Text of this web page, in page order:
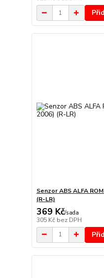
Senzor ABS ALFA
(R-LR)
369 Kč/sada
305 Kč bez DPH